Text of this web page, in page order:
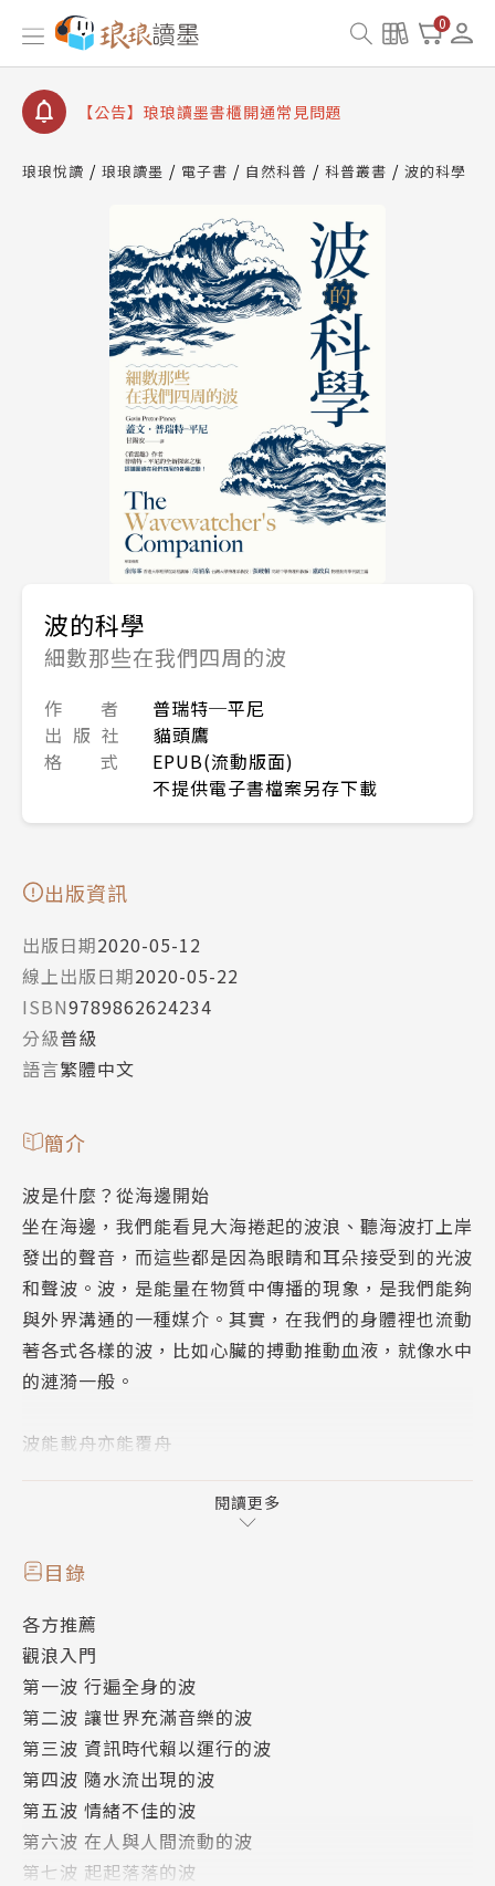
0
【公告】因 Readmoo 讀墨系統維護中，本站同步暫
停部分閱讀服務
【公告】琅琅讀墨數位閱讀資產合併與書櫃開通申請
【公告】琅琅讀墨書櫃開通常見問題
請圖文教學
【公告】因 Readmoo 讀墨系統維護中，本站同步暫
停部分閱讀服務
琅琅悅讀 琅琅讀墨 電子書 自然科普 科普叢書 波的科學
波的科學
細數那些在我們四周的波
作 者
普瑞特─平尼
出 版 社
貓頭鷹
格 式
EPUB(流動版面)
不提供電子書檔案另存下載
出版資訊
出版日期2020-05-12
線上出版日期2020-05-22
ISBN9789862624234
分級普級
語言繁體中文
簡介
波是什麼？從海邊開始
坐在海邊，我們能看見大海捲起的波浪、聽海波打上岸
發出的聲音，而這些都是因為眼睛和耳朵接受到的光波
和聲波。波，是能量在物質中傳播的現象，是我們能夠
與外界溝通的一種媒介。其實，在我們的身體裡也流動
著各式各樣的波，比如心臟的搏動推動血液，就像水中
的漣漪一般。
波能載舟亦能覆舟
交通的聲納定位等等。但是，海嘯等等的巨型波浪也會
毀壞城市，造成巨大損失。且看《看雲趣》作者普瑞特
─平尼上山下海，從物理學、生物學的角度帶我們檢視
作者簡介
蓋文‧普瑞特─平尼Gavin Pretor-Pinney
「賞雲協會」（The Cloud Appreciation Society）
與《遊手好閒》雜誌（Idler Magazine）創辦人。喜
歡觀察波浪，包括海上的波濤還有足球場裡觀眾的波浪
舞。著有《看雲趣》等書。
閱讀更多
目錄
各方推薦
觀浪入門
第一波 行遍全身的波
第二波 讓世界充滿音樂的波
第三波 資訊時代賴以運行的波
第四波 隨水流出現的波
第五波 情緒不佳的波
第六波 在人與人間流動的波
第七波 起起落落的波